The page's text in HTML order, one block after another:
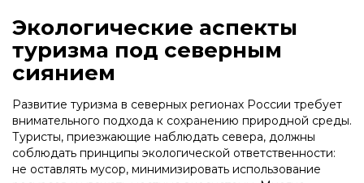
Экологические аспекты
туризма под северным
сиянием
Развитие туризма в северных регионах России требует
внимательного подхода к сохранению природной среды.
Туристы, приезжающие наблюдать севера, должны
соблюдать принципы экологической ответственности:
не оставлять мусор, минимизировать использование